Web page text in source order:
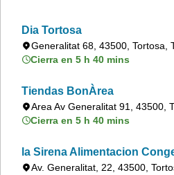
Dia Tortosa
Generalitat 68, 43500, Tortosa,
Cierra en 5 h 40 mins
Tiendas BonÀrea
Area Av Generalitat 91, 43500,
Cierra en 5 h 40 mins
la Sirena Alimentacion
Av. Generalitat, 22, 43500,